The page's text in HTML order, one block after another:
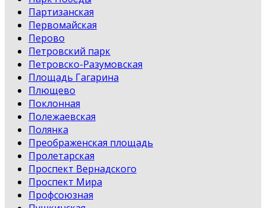
Партизанская
Первомайская
Перово
Петровский парк
Петровско-Разумовская
Площадь Гагарина
Плющево
Поклонная
Полежаевская
Полянка
Преображенская площадь
Пролетарская
Проспект Вернадского
Проспект Мира
Профсоюзная